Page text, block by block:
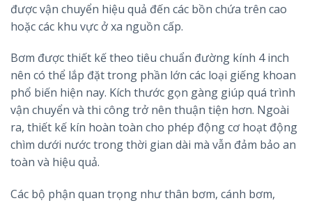
được vận chuyển hiệu quả đến các bồn chứa trên cao
hoặc các khu vực ở xa nguồn cấp.
Bơm được thiết kế theo tiêu chuẩn đường kính 4 inch
nên có thể lắp đặt trong phần lớn các loại giếng khoan
phổ biến hiện nay. Kích thước gọn gàng giúp quá trình
vận chuyển và thi công trở nên thuận tiện hơn. Ngoài
ra, thiết kế kín hoàn toàn cho phép động cơ hoạt động
chìm dưới nước trong thời gian dài mà vẫn đảm bảo an
toàn và hiệu quả.
Các bộ phận quan trọng như thân bơm, cánh bơm,